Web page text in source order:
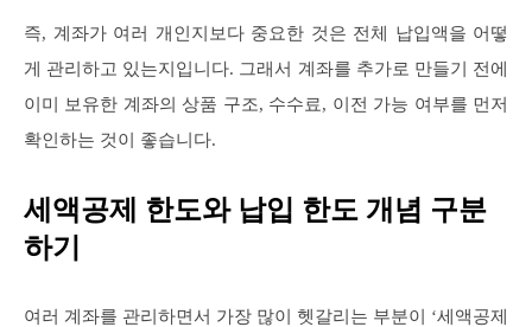
즉, 계좌가 여러 개인지보다 중요한 것은 전체 납입액을 어떻
게 관리하고 있는지입니다. 그래서 계좌를 추가로 만들기 전에
이미 보유한 계좌의 상품 구조, 수수료, 이전 가능 여부를 먼저
확인하는 것이 좋습니다.
세액공제 한도와 납입 한도 개념 구분
하기
여러 계좌를 관리하면서 가장 많이 헷갈리는 부분이 ‘세액공제